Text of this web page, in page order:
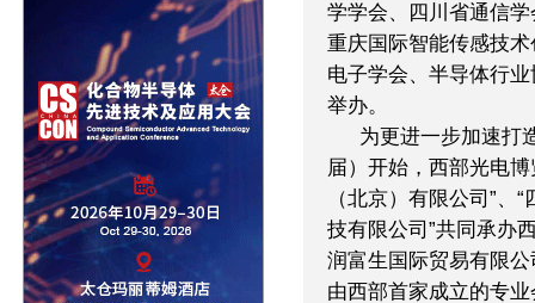
学学会、四川省通信
重庆国际智能传感技
电子学会、半导体行
举办。
为更进一步加速打
届）开始，西部光电
（北京）有限公司”、
技有限公司”共同承办
润富生国际贸易有限
由西部首家成立的专